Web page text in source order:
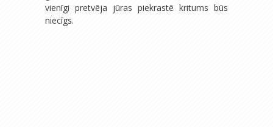
vienīgi pretvēja jūras piekrastē kritums būs
niecīgs.